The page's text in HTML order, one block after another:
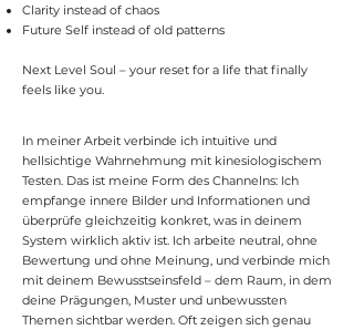
Clarity instead of chaos
Future Self instead of old patterns
Next Level Soul – your reset for a life that finally
feels like you.
In meiner Arbeit verbinde ich intuitive und
hellsichtige Wahrnehmung mit kinesiologischem
Testen. Das ist meine Form des Channelns: Ich
empfange innere Bilder und Informationen und
überprüfe gleichzeitig konkret, was in deinem
System wirklich aktiv ist. Ich arbeite neutral, ohne
Bewertung und ohne Meinung, und verbinde mich
mit deinem Bewusstseinsfeld – dem Raum, in dem
deine Prägungen, Muster und unbewussten
Themen sichtbar werden. Oft zeigen sich genau